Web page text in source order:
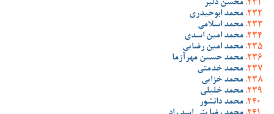
محسن دلیر
محمد ابوحیدری
محمد اسلامی
محمد امین اسدی
محمد امین رضایی
محمد حسین مهرآزما
محمد خدمتی
محمد خزایی
محمد خلیلی
محمد دانشور